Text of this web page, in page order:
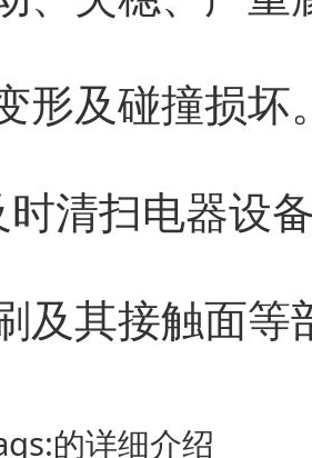
形及碰撞损坏
扫电器设备
及其接触面等
的详细介绍